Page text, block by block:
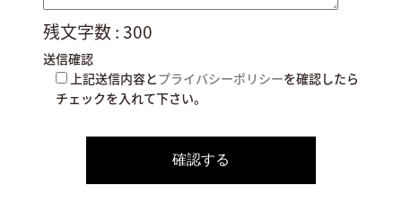
残文字数 :300
送信確認
上記送信内容とプライバシーポリシーを確認したら
チェックを入れて下さい。